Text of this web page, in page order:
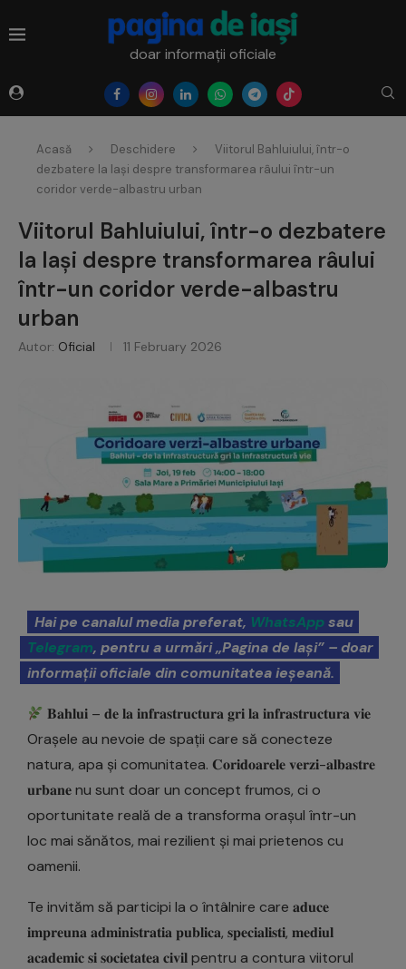
doar informații oficiale
Acasă Deschidere
Viitorul Bahluiului, într-o
dezbatere la Iași despre transformarea râului într-un
coridor verde-albastru urban
Viitorul Bahluiului, într-o dezbatere
la Iași despre transformarea râului
într-un coridor verde-albastru
urban
Autor: Oficial 11 February 2026
Hai pe canalul media preferat, WhatsAppsau
Telegram, pentru a urmări „Pagina de Iași” – doar
informații oficiale din comunitatea ieșeană.
𝐁𝐚𝐡𝐥𝐮𝐢 – 𝐝𝐞 𝐥𝐚 𝐢𝐧𝐟𝐫𝐚𝐬𝐭𝐫𝐮𝐜𝐭𝐮𝐫𝐚 𝐠𝐫𝐢 𝐥𝐚 𝐢𝐧𝐟𝐫𝐚𝐬𝐭𝐫𝐮𝐜𝐭𝐮𝐫𝐚 𝐯𝐢𝐞
Orașele au nevoie de spații care să conecteze
natura, apa și comunitatea. 𝐂𝐨𝐫𝐢𝐝𝐨𝐚𝐫𝐞𝐥𝐞 𝐯𝐞𝐫𝐳𝐢-𝐚𝐥𝐛𝐚𝐬𝐭𝐫𝐞
𝐮𝐫𝐛𝐚𝐧𝐞 nu sunt doar un concept frumos, ci o
oportunitate reală de a transforma orașul într-un
loc mai sănătos, mai rezilient și mai prietenos cu
oamenii.
Te invităm să participi la o întâlnire care 𝐚𝐝𝐮𝐜𝐞
𝐢𝐦𝐩𝐫𝐞𝐮𝐧𝐚 𝐚𝐝𝐦𝐢𝐧𝐢𝐬𝐭𝐫𝐚𝐭𝐢𝐚 𝐩𝐮𝐛𝐥𝐢𝐜𝐚, 𝐬𝐩𝐞𝐜𝐢𝐚𝐥𝐢𝐬𝐭𝐢, 𝐦𝐞𝐝𝐢𝐮𝐥
𝐚𝐜𝐚𝐝𝐞𝐦𝐢𝐜 𝐬𝐢 𝐬𝐨𝐜𝐢𝐞𝐭𝐚𝐭𝐞𝐚 𝐜𝐢𝐯𝐢𝐥 pentru a contura viitorul